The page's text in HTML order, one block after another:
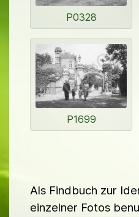
P0328
P1699
Als Findbuch zur
einzelner Fotos